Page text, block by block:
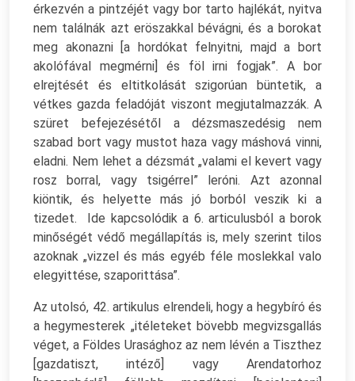
érkezvén a pintzéjét vagy bor tarto hajlékát, nyitva
nem találnák azt eröszakkal bévágni, és a borokat
meg akonazni [a hordókat felnyitni, majd a bort
akolófával megmérni] és föl irni fogjak”. A bor
elrejtését és eltitkolását szigorúan büntetik, a
vétkes gazda feladóját viszont megjutalmazzák. A
szüret befejezésétől a dézsmaszedésig nem
szabad bort vagy mustot haza vagy máshová vinni,
eladni. Nem lehet a dézsmát „valami el kevert vagy
rosz borral, vagy tsigérrel” leróni. Azt azonnal
kiöntik, és helyette más jó borból veszik ki a
tizedet. Ide kapcsolódik a 6. articulusból a borok
minőségét védő megállapítás is, mely szerint tilos
azoknak „vizzel és más egyéb féle moslekkal valo
elegyittése, szaporittása”.
Az utolsó, 42. artikulus elrendeli, hogy a hegybíró és
a hegymesterek „itéleteket bövebb megvizsgallás
véget, a Földes Urasághoz az nem lévén a Tiszthez
[gazdatiszt, intéző] vagy Arendatorhoz